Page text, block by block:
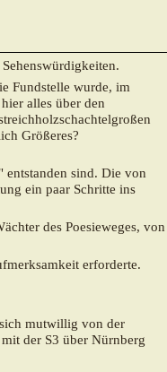
Fundstelle wurde, im
alles über den
Größeres?
entstanden sind. Die von
ein paar Schritte ins
des Poesieweges, von
erforderte.
mutwillig von der
der S3 über Nürnberg